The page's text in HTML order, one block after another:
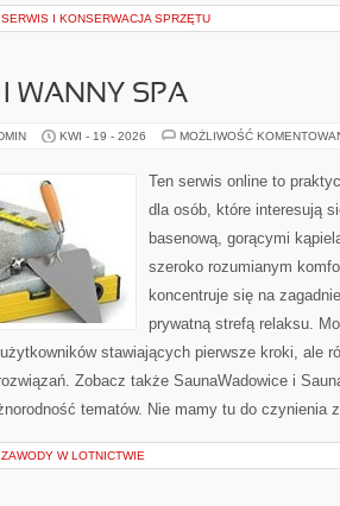
SERWIS I KONSERWACJA SPRZĘTU
WANNY SPA
KWI - 19 - 2026 MOŻLIWOŚĆ
Ten serwis online to
dla osób, które interesują
basenową, gorącymi
szeroko rozumianym
koncentruje się na
prywatną strefą relaksu.
stawiających pierwsze kroki, ale
Zobacz także SaunaWadowice i
tematów. Nie mamy tu do czynienia
ZAWODY W LOTNICTWIE